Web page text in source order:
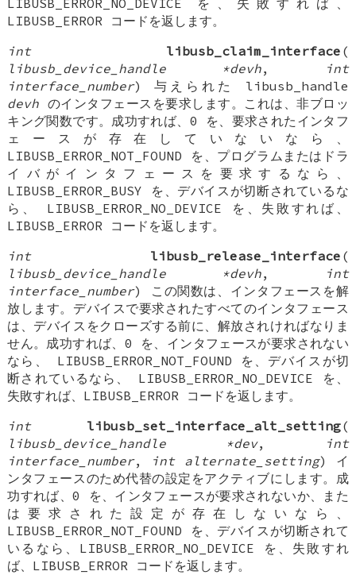
LIBUSB_ERROR_NO_DEVICE を、失敗すれば、
LIBUSB_ERROR コードを返します。
int
libusb_claim_interface (
libusb_device_handle *devh,
int
interface_number) 与えられた libusb_handle
devh のインタフェースを要求します。これは、非ブロッ
キング関数です。成功すれば、0 を、要求されたインタフ
ェースが存在していないなら、
LIBUSB_ERROR_NOT_FOUND を、プログラムまたはドラ
イバがインタフェースを要求するなら、
LIBUSB_ERROR_BUSY を、デバイスが切断されているな
ら、 LIBUSB_ERROR_NO_DEVICE を、失敗すれば、
LIBUSB_ERROR コードを返します。
int
libusb_release_interface (
libusb_device_handle *devh,
int
interface_number) この関数は、インタフェースを解
放します。デバイスで要求されたすべてのインタフェース
は、デバイスをクローズする前に、解放されければなりま
せん。成功すれば、0 を、インタフェースが要求されない
なら、 LIBUSB_ERROR_NOT_FOUND を、デバイスが切
断されているなら、 LIBUSB_ERROR_NO_DEVICE を、
失敗すれば、LIBUSB_ERROR コードを返します。
int
libusb_set_interface_alt_setting(
libusb_device_handle *dev,
int
interface_number, int alternate_setting) イ
ンタフェースのため代替の設定をアクティブにします。成
功すれば、0 を、インタフェースが要求されないか、また
は要求された設定が存在しないなら、
LIBUSB_ERROR_NOT_FOUND を、デバイスが切断されて
いるなら、LIBUSB_ERROR_NO_DEVICE を、失敗すれ
ば、LIBUSB_ERROR コードを返します。